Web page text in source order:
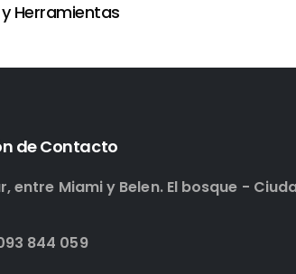
Herramientas
de Contacto
entre Miami y Belen. El bosque -
844 059